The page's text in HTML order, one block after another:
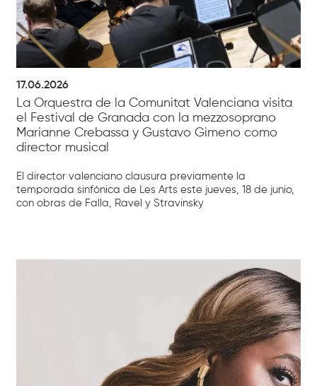
17.06.2026
La Orquestra de la Comunitat Valenciana visita
el Festival de Granada con la mezzosoprano
Marianne Crebassa y Gustavo Gimeno como
director musical
El director valenciano clausura previamente la
temporada sinfónica de Les Arts este jueves, 18 de junio,
con obras de Falla, Ravel y Stravinsky